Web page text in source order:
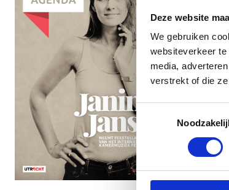
Deze website
We gebruiken
websiteverkeer
media,
verstrekt of die
Toestemmingsselectie